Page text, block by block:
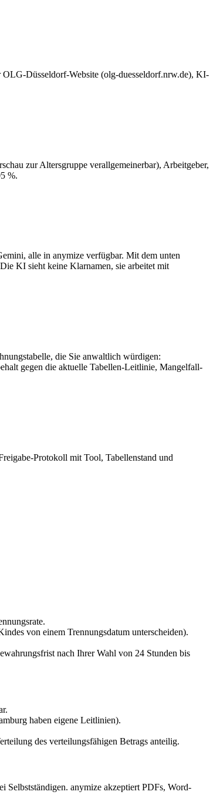
OLG-Düsseldorf-Website (olg-duesseldorf.nrw.de), KI-
zur Altersgruppe verallgemeinerbar), Arbeitgeber,
%.
alle in anymize verfügbar. Mit dem unten
KI sieht keine Klarnamen, sie arbeitet mit
die Sie anwaltlich würdigen:
gegen die aktuelle Tabellen-Leitlinie, Mangelfall-
Protokoll mit Tool, Tabellenstand und
von einem Trennungsdatum unterscheiden).
nach Ihrer Wahl von 24 Stunden bis
haben eigene Leitlinien).
des verteilungsfähigen Betrags anteilig.
Selbstständigen. anymize akzeptiert PDFs, Word-